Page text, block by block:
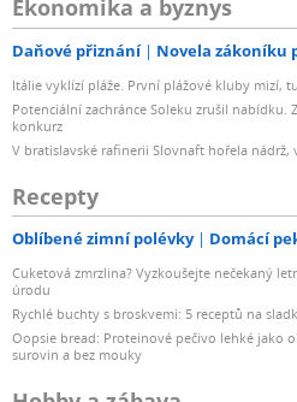
Ekonomika a byznys
Daňové přiznání Novela zákoníku
Itálie vyklízí pláže. První plážové kluby mizí,
Potenciální zachránce Soleku zrušil nabídku.
konkurz
V bratislavské rafinerii Slovnaft hořela
Recepty
Oblíbené zimní polévky Domácí
Cuketová zmrzlina? Vyzkoušejte nečekaný
úrodu
Rychlé buchty s broskvemi: 5 receptů na
Oopsie bread: Proteinové pečivo lehké jako
surovin a bez mouky